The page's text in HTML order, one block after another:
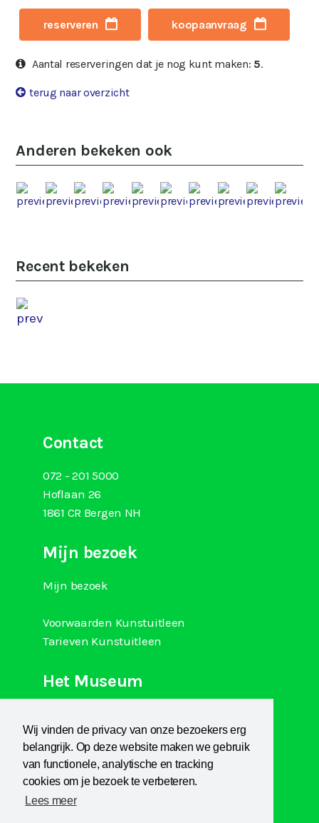
Wij vinden de privacy van onze bezoekers erg
belangrijk. Op deze website maken we gebruik
van functionele, analytische en tracking
cookies om je bezoek te verbeteren.
Lees meer
reserveren koopaanvraag
Aantal reserveringen dat je nog kunt maken: 5.
terug naar overzicht
Anderen bekeken ook
Recent bekeken
Contact
072 - 201 5000
Hoflaan 26
1861 CR Bergen NH
Mijn bezoek
Mijn bezoek
Voorwaarden Kunstuitleen
Tarieven Kunstuitleen
Het Museum
Museum Het Sterkenhuis
Kunstuitleen
KCB